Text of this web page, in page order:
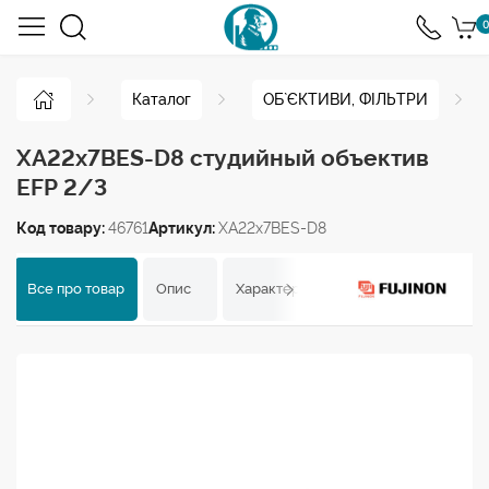
0
Каталог ОБ`ЄКТИВИ, ФІЛЬТРИ
XA22x7BES-D8 студийный объектив
EFP 2/3
Код товару:46761Артикул:XA22x7BES-D8
Все про товар Опис Характеристики Відгуки